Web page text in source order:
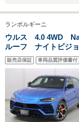
ランボルギーニ
ウルス 4.0 4WD
ルーフ ナイトビジ
O 4人 Q-Citureシー
減 アンビエントラ
販売店保証 車両品質評価書付